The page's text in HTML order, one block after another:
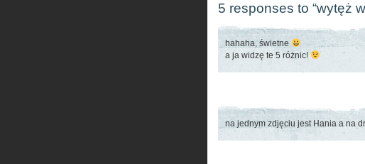
5 responses to “wytęż
hahaha, świetne
a ja widzę te 5 różnic!
na jednym zdjęciu jest Hania a na